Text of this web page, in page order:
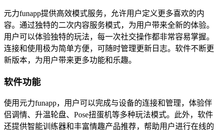
元力funapp提供高效模式服务，允许用户定义更多喜欢的内
容。通过独特的二次内容服务模式，为用户带来全新的体验。
用户可以体验独特的玩法，每一次社交操作都非常容易掌握。
连接和使用极为简单方便，可随时管理更新日志。软件不断更
新版本，为用户带来更多功能和乐趣。
软件功能
使用元力funapp，用户可以完成与设备的连接和管理，体验伴
侣调情、升温轮盘、Pose扭蛋机等多种玩法模式。此外，软件
还提供智能训练器和丰富情趣产品推荐，帮助用户进行在线的